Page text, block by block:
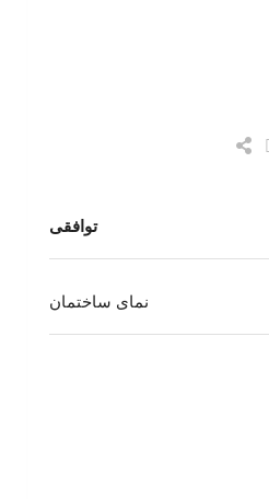
توافقی
نمای ساختمان